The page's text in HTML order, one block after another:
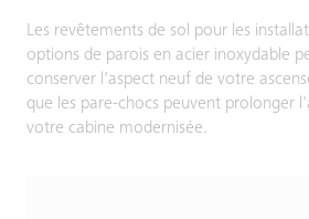
Les revêtements de sol pour les
options de parois en acier inoxydable
conserver l'aspect neuf de votre
que les pare-chocs peuvent prolonger
votre cabine modernisée.